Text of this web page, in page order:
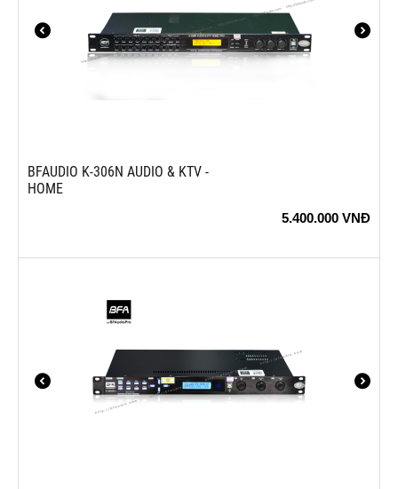
BFAUDIO K-306N AUDIO & KTV -
HOME
5.400.000 VNĐ